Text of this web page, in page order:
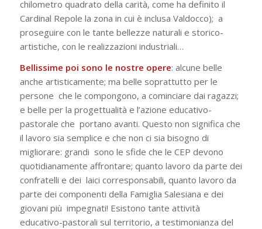
chilometro quadrato della carità, come ha definito il
Cardinal Repole la zona in cui è inclusa Valdocco); a
proseguire con le tante bellezze naturali e storico-
artistiche, con le realizzazioni industriali…
Bellissime poi sono le nostre opere: alcune belle
anche artisticamente; ma belle soprattutto per le
persone che le compongono, a cominciare dai ragazzi;
e belle per la progettualità e l’azione educativo-
pastorale che portano avanti. Questo non significa che
il lavoro sia semplice e che non ci sia bisogno di
migliorare: grandi sono le sfide che le CEP devono
quotidianamente affrontare; quanto lavoro da parte dei
confratelli e dei laici corresponsabili, quanto lavoro da
parte dei componenti della Famiglia Salesiana e dei
giovani più impegnati! Esistono tante attività
educativo-pastorali sul territorio, a testimonianza del